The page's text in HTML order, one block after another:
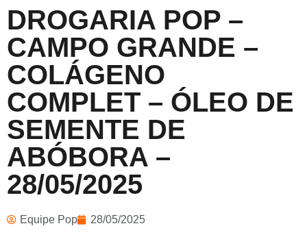
DROGARIA POP –
CAMPO GRANDE –
COLÁGENO
COMPLET – ÓLEO DE
SEMENTE DE
ABÓBORA –
28/05/2025
Equipe Pop 28/05/2025